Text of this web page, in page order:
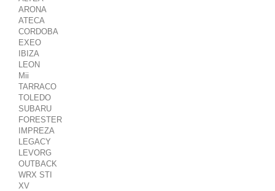
ARONA
ATECA
CORDOBA
EXEO
IBIZA
LEON
Mii
TARRACO
TOLEDO
SUBARU
FORESTER
IMPREZA
LEGACY
LEVORG
OUTBACK
WRX STI
XV